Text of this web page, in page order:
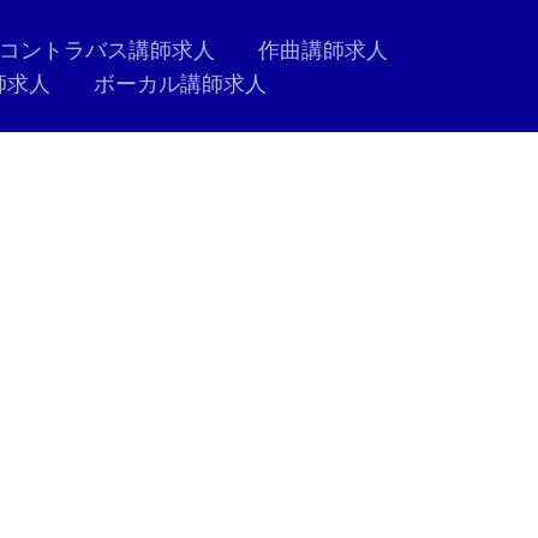
コントラバス講師求人
作曲講師求人
人
ボーカル講師求人